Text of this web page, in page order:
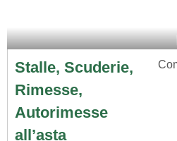
Stalle, Scuderie,
Rimesse,
Autorimesse
all’asta